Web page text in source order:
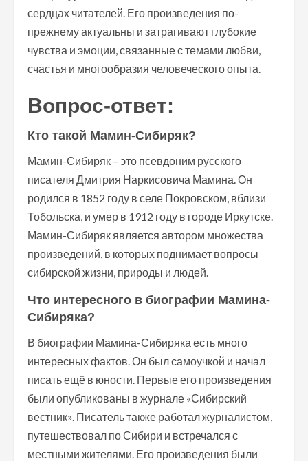
сердцах читателей. Его произведения по-
прежнему актуальны и затрагивают глубокие
чувства и эмоции, связанные с темами любви,
счастья и многообразия человеческого опыта.
Вопрос-ответ:
Кто такой Мамин-Сибиряк?
Мамин-Сибиряк – это псевдоним русского
писателя Дмитрия Наркисовича Мамина. Он
родился в 1852 году в селе Покровском, вблизи
Тобольска, и умер в 1912 году в городе Иркутске.
Мамин-Сибиряк является автором множества
произведений, в которых поднимает вопросы
сибирской жизни, природы и людей.
Что интересного в биографии Мамина-
Сибиряка?
В биографии Мамина-Сибиряка есть много
интересных фактов. Он был самоучкой и начал
писать ещё в юности. Первые его произведения
были опубликованы в журнале «Сибирский
вестник». Писатель также работал журналистом,
путешествовал по Сибири и встречался с
местными жителями. Его произведения были